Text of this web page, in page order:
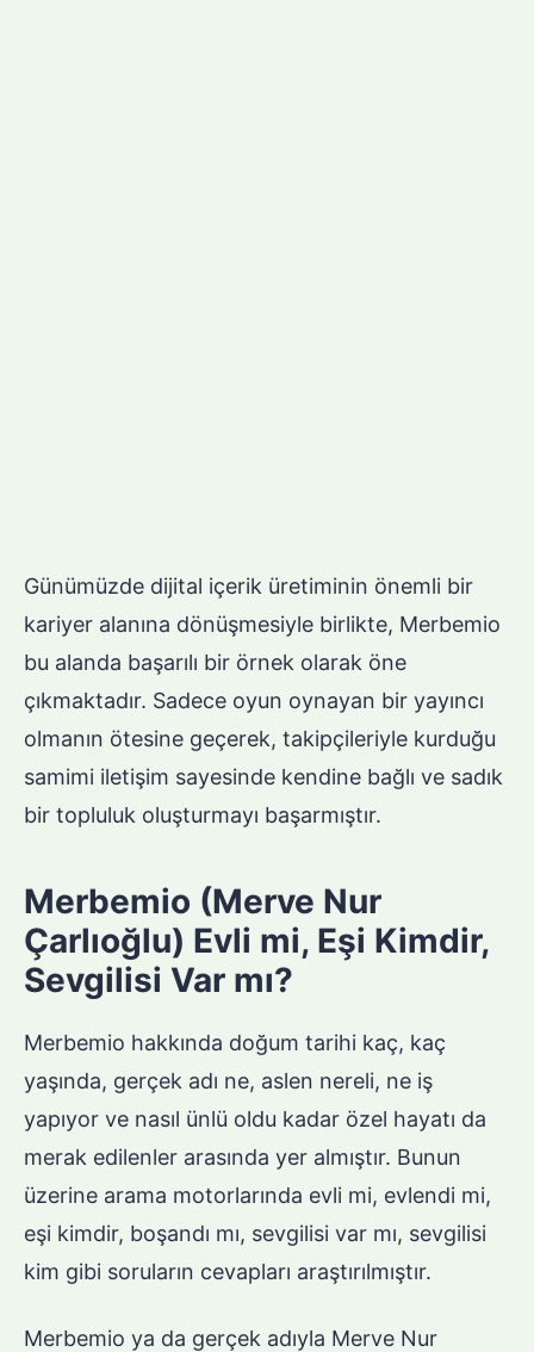
Günümüzde dijital içerik üretiminin önemli bir
kariyer alanına dönüşmesiyle birlikte, Merbemio
bu alanda başarılı bir örnek olarak öne
çıkmaktadır. Sadece oyun oynayan bir yayıncı
olmanın ötesine geçerek, takipçileriyle kurduğu
samimi iletişim sayesinde kendine bağlı ve sadık
bir topluluk oluşturmayı başarmıştır.
Merbemio (Merve Nur
Çarlıoğlu) Evli mi, Eşi Kimdir,
Sevgilisi Var mı?
Merbemio hakkında doğum tarihi kaç, kaç
yaşında, gerçek adı ne, aslen nereli, ne iş
yapıyor ve nasıl ünlü oldu kadar özel hayatı da
merak edilenler arasında yer almıştır. Bunun
üzerine arama motorlarında evli mi, evlendi mi,
eşi kimdir, boşandı mı, sevgilisi var mı, sevgilisi
kim gibi soruların cevapları araştırılmıştır.
Merbemio ya da gerçek adıyla Merve Nur